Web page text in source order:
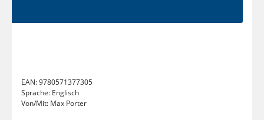
EAN:9780571377305
Sprache: Englisch
Von/Mit: Max Porter